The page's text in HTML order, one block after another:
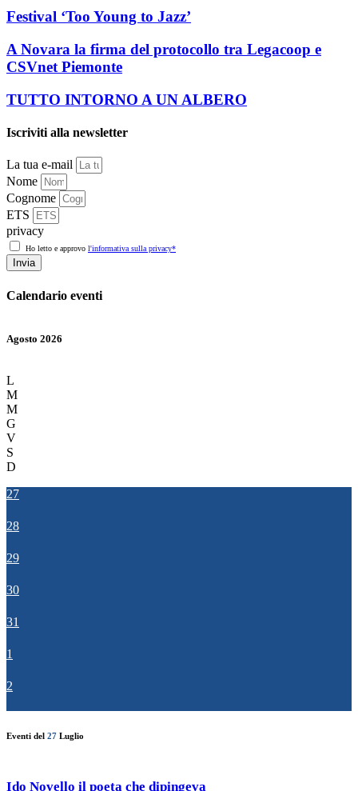
Festival ‘Too Young to Jazz’
A Novara la firma del protocollo tra Legacoop e
CSVnet Piemonte
TUTTO INTORNO A UN ALBERO
Iscriviti alla newsletter
La tua e-mail
Nome
Cognome
ETS
privacy
Ho letto e approvo l'informativa sulla privacy*
Invia
Calendario eventi
Agosto 2026
L
M
M
G
V
S
D
27
28
29
30
31
1
2
Eventi del 27 Luglio
Ido Novello il poeta che dipingeva